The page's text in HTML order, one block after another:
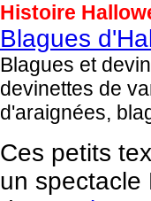
Histoire
Blagues
Blagues et
devinettes de
d'araignées,
Ces petits
un spectacle